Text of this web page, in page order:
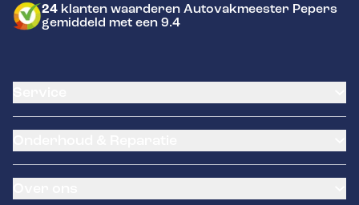
24 klanten waarderen Autovakmeester Pepers
gemiddeld met een 9.4
Banden service
Pechhulp